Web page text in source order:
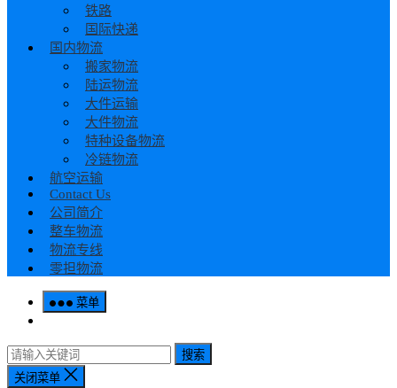
铁路
国际快递
国内物流
搬家物流
陆运物流
大件运输
大件物流
特种设备物流
冷链物流
航空运输
Contact Us
公司简介
整车物流
物流专线
零担物流
菜单
搜索
关闭菜单